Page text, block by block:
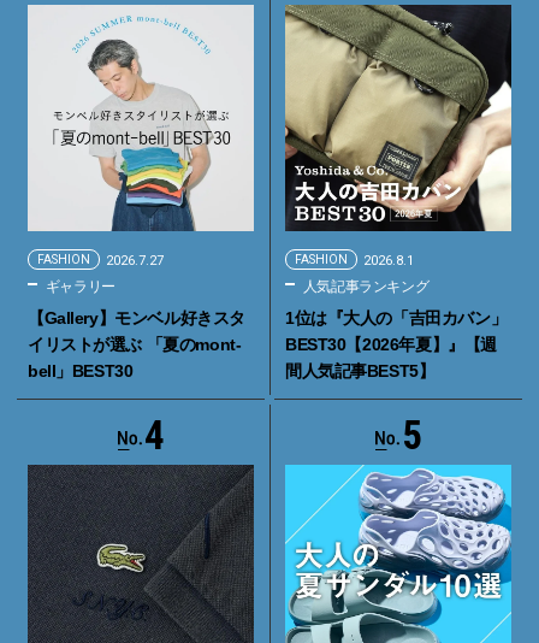
FASHION 2026.7.27
ギャラリー
【Gallery】モンベル好きスタ
イリストが選ぶ 「夏のmont-
bell」BEST30
FASHION 2026.8.1
人気記事ランキング
1位は『大人の「吉田カバン」
BEST30【2026年夏】』【週
間人気記事BEST5】
4 5